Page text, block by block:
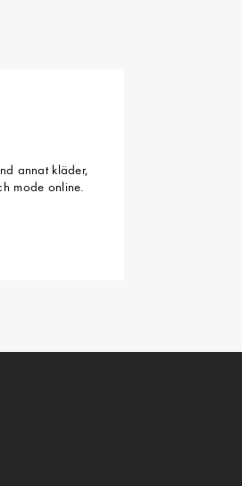
annat kläder,
mode online.